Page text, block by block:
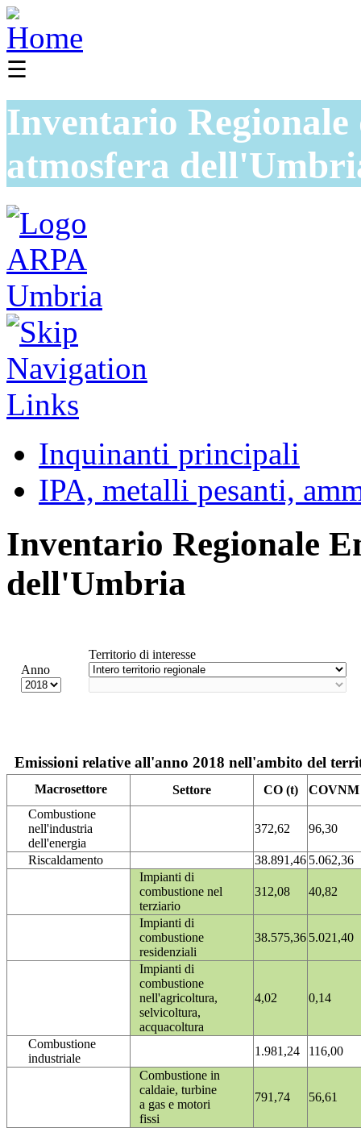
☰
Inventario
atmosfera
Inquinanti principali
IPA, metalli pesanti,
Inventario Regionale
dell'Umbria
Anno
Territorio di interesse
Emissioni relative all'anno 2018 nell'ambito del
Macrosettore Settore CO (t)
COVNM
Combustione
nell'industria
dell'energia
372,62 96,30
Riscaldamento 38.891,46 5.062,36
Impianti di
combustione nel
terziario
312,08 40,82
Impianti di
combustione
residenziali
38.575,36 5.021,40
Impianti di
combustione
nell'agricoltura,
selvicoltura,
acquacoltura
4,02 0,14
Combustione
industriale
1.981,24
116,00
Combustione in
caldaie, turbine
a gas e motori
fissi
791,74 56,61